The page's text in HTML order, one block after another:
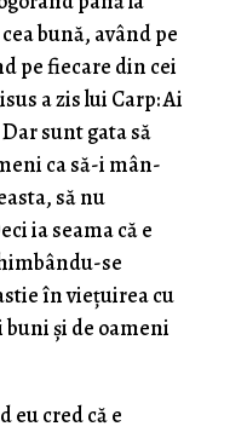
bună, având pe
pe fiecare din cei
a zis lui Carp: Ai
sunt gata să
ca să-i mân­
să nu
ia seama că e
se
în vieţuirea cu
şi de oameni
eu cred că e